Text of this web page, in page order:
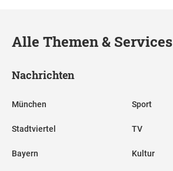
Alle Themen & Services
Nachrichten
München
Stadtviertel
Bayern
Sport
TV
Kultur